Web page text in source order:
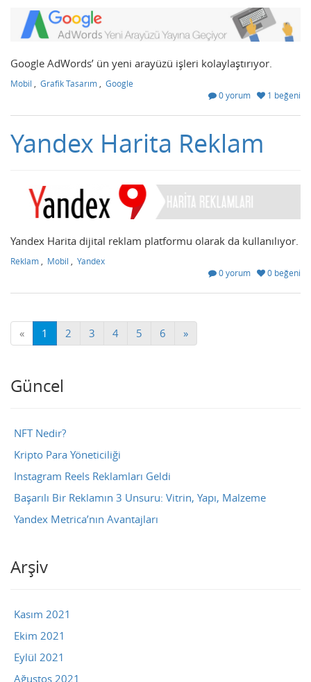
Google AdWords’ ün yeni arayüzü işleri kolaylaştırıyor.
Mobil , Grafik Tasarım , Google
0 yorum
1 beğeni
Yandex Harita Reklam
Yandex Harita dijital reklam platformu olarak da kullanılıyor.
Reklam Mobil
Yandex
0 yorum
0 beğeni
« 1 2 3 4 5 6 »
Güncel
NFT Nedir?
Kripto Para Yöneticiliği
Instagram Reels Reklamları Geldi
Başarılı Bir Reklamın 3 Unsuru: Vitrin, Yapı, Malzeme
Yandex Metrica’nın Avantajları
Arşiv
Kasım 2021
Ekim 2021
Eylül 2021
Ağustos 2021